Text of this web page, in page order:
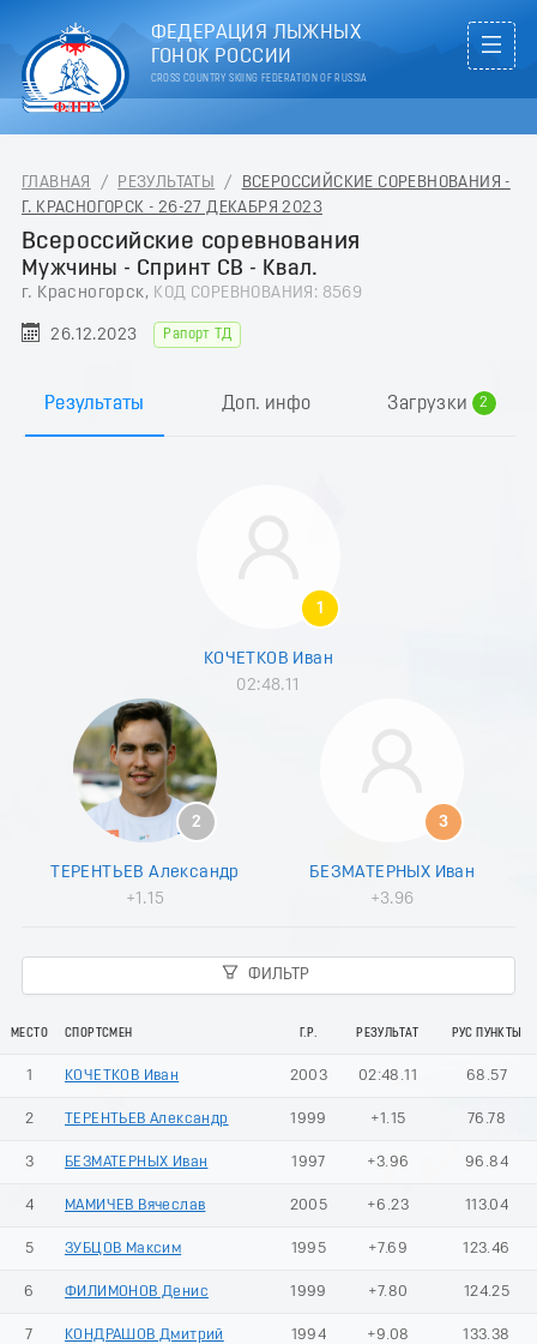
ФЕДЕРАЦИЯ ЛЫЖНЫХ
ГОНОК РОССИИ
CROSS COUNTRY SKIING FEDERATION OF RUSSIA
ГЛАВНАЯ / РЕЗУЛЬТАТЫ /
ВСЕРОССИЙСКИЕ СОРЕВНОВАНИЯ -
Г. КРАСНОГОРСК - 26-27 ДЕКАБРЯ 2023
Всероссийские соревнования
Мужчины - Спринт СВ - Квал.
г. Красногорск, КОД СОРЕВНОВАНИЯ: 8569
26.12.2023 Рапорт ТД
Результаты Доп. инфо Загрузки
2
5
8
1
КОЧЕТКОВ Иван
02:48.11
2
ТЕРЕНТЬЕВ Александр
+1.15
3
БЕЗМАТЕРНЫХ Иван
+3.96
ФИЛЬТР
МЕСТО СПОРТСМЕН Г.Р. РЕЗУЛЬТАТ РУС ПУНКТЫ
1 КОЧЕТКОВ Иван 2003 02:48.11 68.57
2 ТЕРЕНТЬЕВ Александр 1999 +1.15 76.78
3 БЕЗМАТЕРНЫХ Иван 1997 +3.96 96.84
4 МАМИЧЕВ Вячеслав 2005 +6.23 113.04
5 ЗУБЦОВ Максим 1995 +7.69 123.46
6 ФИЛИМОНОВ Денис 1999 +7.80 124.25
7 КОНДРАШОВ Дмитрий 1994 +9.08 133.38